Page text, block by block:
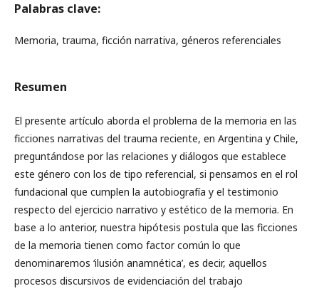
Palabras clave:
Memoria, trauma, ficción narrativa, géneros referenciales
Resumen
El presente artículo aborda el problema de la memoria en las
ficciones narrativas del trauma reciente, en Argentina y Chile,
preguntándose por las relaciones y diálogos que establece
este género con los de tipo referencial, si pensamos en el rol
fundacional que cumplen la autobiografía y el testimonio
respecto del ejercicio narrativo y estético de la memoria. En
base a lo anterior, nuestra hipótesis postula que las ficciones
de la memoria tienen como factor común lo que
denominaremos ‘ilusión anamnética’, es decir, aquellos
procesos discursivos de evidenciación del trabajo